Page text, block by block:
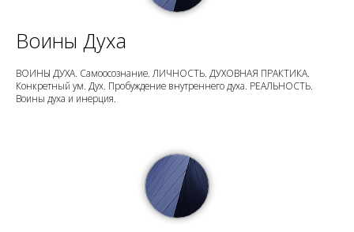
Воины Духа
ВОИНЫ ДУХА. Самоосознание. ЛИЧНОСТЬ. ДУХОВНАЯ ПРАКТИКА.
Конкретный ум. Дух. Пробуждение внутреннего духа. РЕАЛЬНОСТЬ.
Воины духа и инерция.